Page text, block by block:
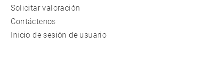
Solicitar valoración
Contáctenos
Inicio de sesión de usuario